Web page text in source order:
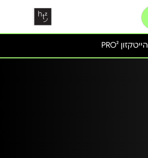
הייטקזון PRO²